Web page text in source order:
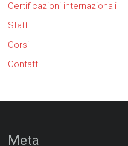
Certificazioni internazionali
Staff
Corsi
Contatti
Meta